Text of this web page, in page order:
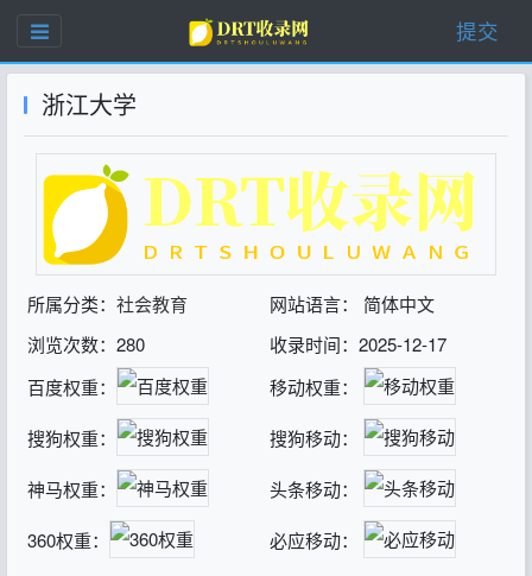
提交
浙江大学
所属分类： 社会教育
网站语言： 简体中文
浏览次数：280
收录时间：2025-12-17
百度权重：
移动权重：
搜狗权重： 搜狗移动：
神马权重： 头条移动：
360权重： 必应移动：